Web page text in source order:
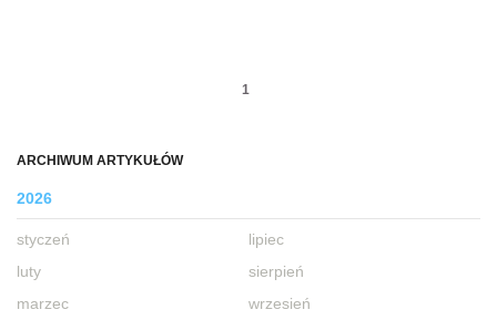
ARCHIWUM ARTYKUŁÓW
2026
styczeń
luty
marzec
lipiec
sierpień
wrzesień
1